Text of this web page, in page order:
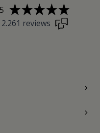
2.261 reviews